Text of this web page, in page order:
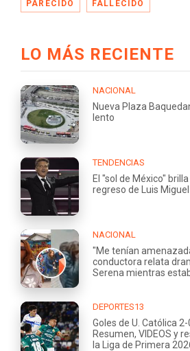
PARECIDO FALLECIDO
LO MÁS RECIENTE
NACIONAL
Nueva Plaza
lento
TENDENCIAS
El "sol de México"
regreso de Luis Miguel
NACIONAL
"Me tenían
conductora relata
Serena mientras
DEPORTES13
Goles de U. Católica
Resumen, VIDEOS y
la Liga de Primera